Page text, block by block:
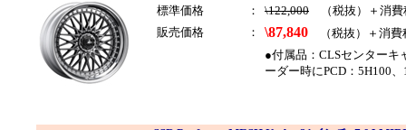
標準価格 ： \122,000 （税抜）＋消費
販売価格
： \87,840 （税抜）＋消費
●付属品：CLSセンター
ーダー時にPCD：5H100